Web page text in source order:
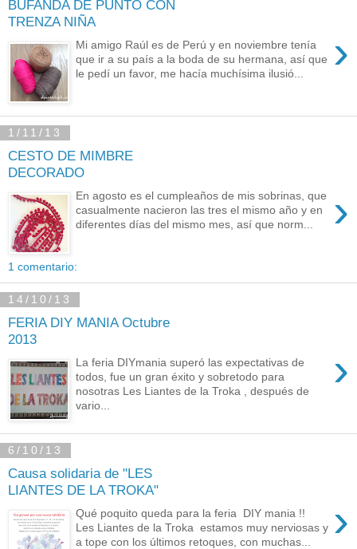
BUFANDA DE PUNTO CON
TRENZA NIÑA
›
Mi amigo Raúl es de Perú y en noviembre tenía
que ir a su país a la boda de su hermana, así que
le pedí un favor, me hacía muchísima ilusió...
1/11/13
CESTO DE MIMBRE
DECORADO
›
En agosto es el cumpleaños de mis sobrinas, que
casualmente nacieron las tres el mismo año y en
diferentes días del mismo mes, así que norm...
1 comentario:
14/10/13
FERIA DIY MANIA Octubre
2013
›
La feria DIYmania superó las expectativas de
todos, fue un gran éxito y sobretodo para
nosotras Les Liantes de la Troka , después de
vario...
6/10/13
Causa solidaria de "LES
LIANTES DE LA TROKA"
›
Qué poquito queda para la feria DIY mania !!
Les Liantes de la Troka estamos muy nerviosas y
a tope con los últimos retoques, con muchas...